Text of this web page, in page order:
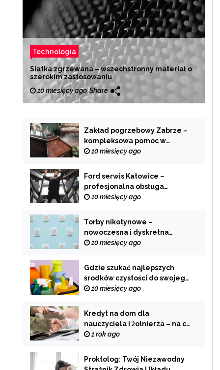
Technologia
Siatka zgrzewana – wszechstronny materiał o
szerokim zastosowaniu
10 miesięcy ago Share
Zakład pogrzebowy Zabrze –
kompleksowa pomoc w
trudnych chwilach
10 miesięcy ago
Ford serwis Katowice –
profesjonalna obsługa
Twojego samochodu
10 miesięcy ago
Torby nikotynowe –
nowoczesna i dyskretna
alternatywa dla tradycyjnego
10 miesięcy ago
Gdzie szukać najlepszych
środków czystości do swojego
domu?
10 miesięcy ago
Kredyt na dom dla
nauczyciela i żołnierza – na co
zwrócić uwagę przy wyborze
1 rok ago
Proktolog: Twój Niezawodny